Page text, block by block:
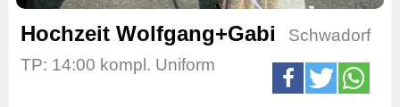
Hochzeit Wolfgang+Gabi
Schwadorf
TP: 14:00 kompl. Uniform